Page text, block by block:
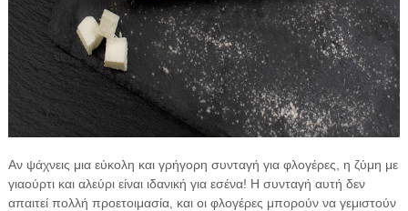
Αν ψάχνεις μια εύκολη και γρήγορη συνταγή για φλογέρες, η ζύμη με
γιαούρτι και αλεύρι είναι ιδανική για εσένα! Η συνταγή αυτή δεν
απαιτεί πολλή προετοιμασία, και οι φλογέρες μπορούν να γεμιστούν